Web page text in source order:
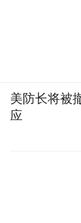
美防长将被
应